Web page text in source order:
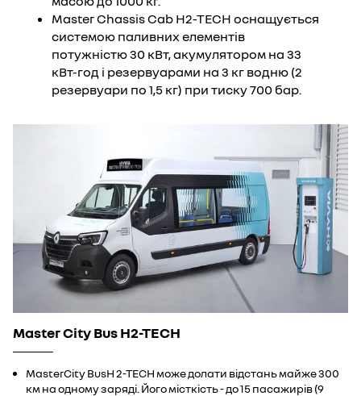
Master Chassis Cab H2-TECH оснащується
системою паливних елементів
потужністю 30 кВт, акумулятором на 33
кВт-год і резервуарами на 3 кг водню (2
резервуари по 1,5 кг) при тиску 700 бар.
Master City Bus H2-TECH
MasterCity BusH 2-TECH може долати відстань майже 300
км на одному заряді. Його місткість - до 15 пасажирів (9